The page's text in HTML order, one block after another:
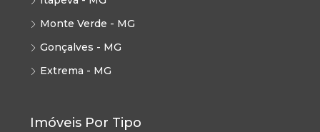
Monte Verde - MG
Gonçalves - MG
Extrema - MG
Imóveis Por Tipo